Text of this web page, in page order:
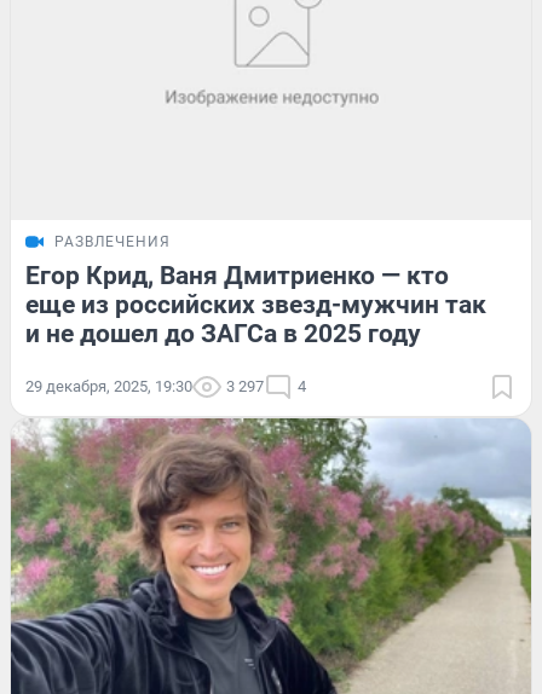
РАЗВЛЕЧЕНИЯ
Егор Крид, Ваня Дмитриенко — кто
еще из российских звезд-мужчин так
и не дошел до ЗАГСа в 2025 году
29 декабря, 2025, 19:30 3 297 4